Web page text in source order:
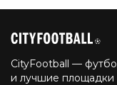
CityFootball —
и лучшие